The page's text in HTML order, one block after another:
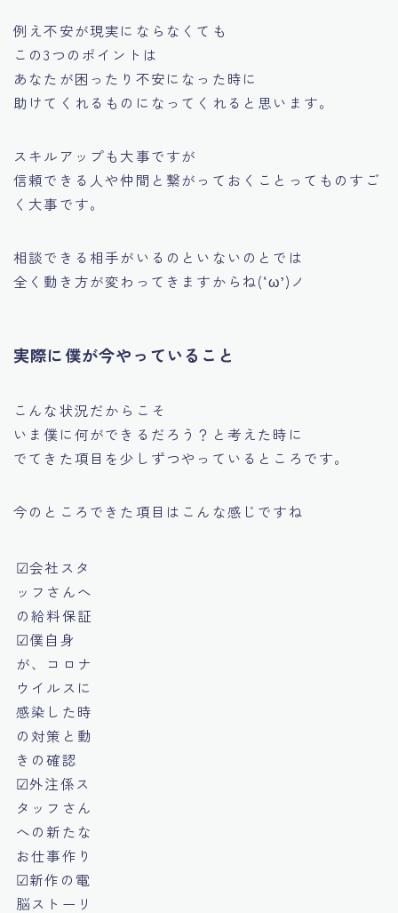
例え不安が現実にならなくても
この3つのポイントは
あなたが困ったり不安になった時に
助けてくれるものになってくれると思います。
スキルアップも大事ですが
信頼できる人や仲間と繋がっておくことってものすご
く大事です。
相談できる相手がいるのといないのとでは
全く動き方が変わってきますからね(‘ω’)ノ
実際に僕が今やっていること
こんな状況だからこそ
いま僕に何ができるだろう？と考えた時に
でてきた項目を少しずつやっているところです。
今のところできた項目はこんな感じですね
☑会社スタ
ッフさんへ
の給料保証
☑僕自身
が、コロナ
ウイルスに
感染した時
の対策と動
きの確認
☑外注係ス
タッフさん
への新たな
お仕事作り
☑新作の電
脳ストーリ